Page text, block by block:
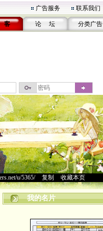
广告服务 联系我们
客 论 坛 分类广告
u/5365/> 复制 收藏本页
我的名片